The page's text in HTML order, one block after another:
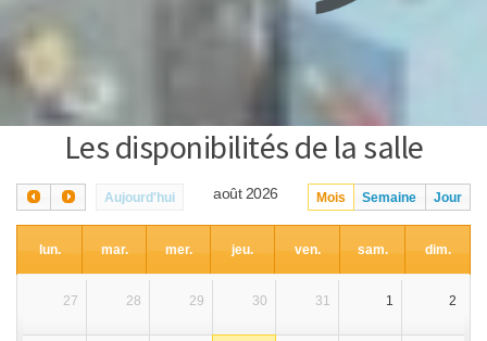
Les disponibilités de la salle
Aujourd'hui Mois Semaine Jour
août 2026
lun. mar. mer. jeu. ven. sam. dim.
27 28 29 30 31 1 2